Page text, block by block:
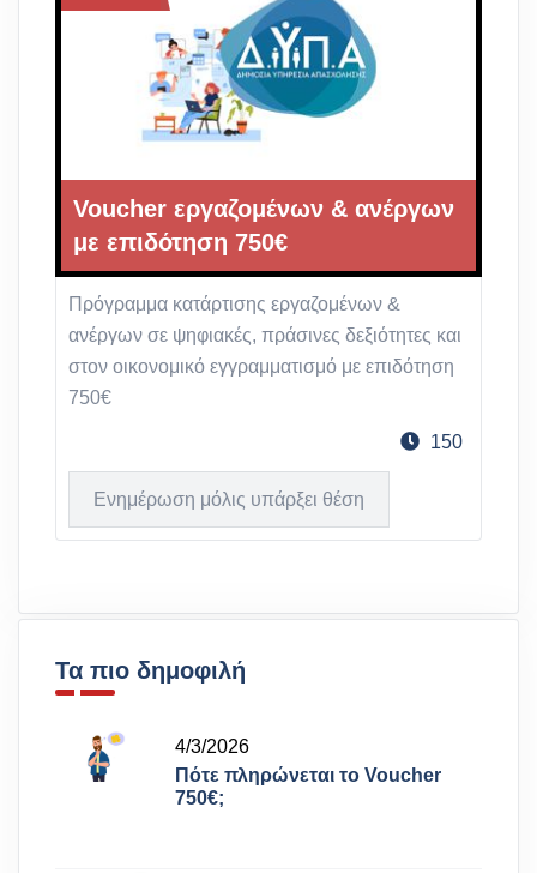
Voucher εργαζομένων & ανέργων
με επιδότηση 750€
Πρόγραμμα κατάρτισης εργαζομένων &
ανέργων σε ψηφιακές, πράσινες δεξιότητες και
στον οικονομικό εγγραμματισμό με επιδότηση
750€
150
Ενημέρωση μόλις υπάρξει θέση
Τα πιο δημοφιλή
4/3/2026
Πότε πληρώνεται το Voucher
750€;